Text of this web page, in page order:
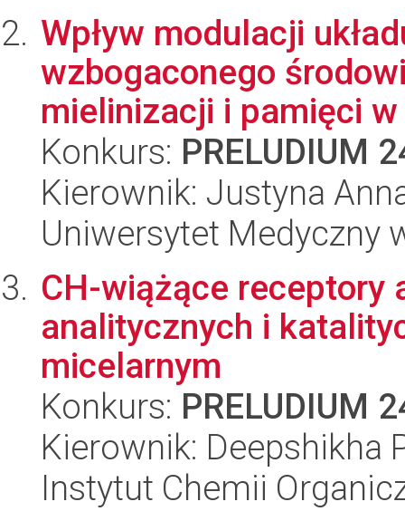
Wpływ modulacji
wzbogaconego
mielinizacji i pamięci
Konkurs: PRELUDIUM
Kierownik: Justyna
Uniwersytet Medyczny
CH-wiążące receptory
analitycznych i
micelarnym
Konkurs: PRELUDIUM
Kierownik: Deepshikha
Instytut Chemii